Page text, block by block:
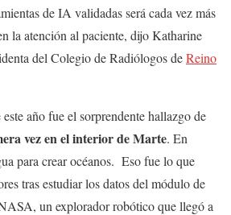
de IA validadas será cada vez más
la atención al paciente, dijo Katharine
del Colegio de Radiólogos deReino
año fue el sorprendente hallazgo de
vez en el interior de Marte. En
para crear océanos. Eso fue lo que
tras estudiar los datos del módulo de
un explorador robótico que llegó a